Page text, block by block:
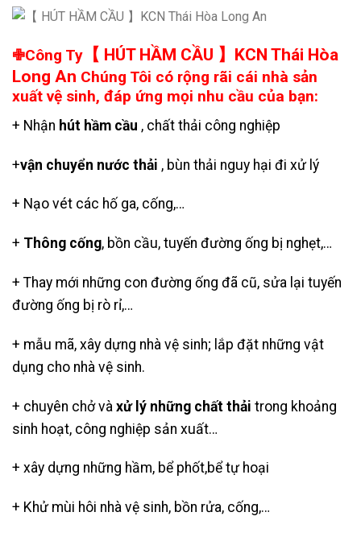
✙Công Ty 【 HÚT HẦM CẦU 】KCN Thái Hòa
Long An Chúng Tôi có rộng rãi cái nhà sản
xuất vệ sinh, đáp ứng mọi nhu cầu của bạn:
+ Nhận hút hầm cầu , chất thải công nghiệp
+vận chuyển nước thải , bùn thải nguy hại đi xử lý
+ Nạo vét các hố ga, cống,…
+ Thông cống, bồn cầu, tuyến đường ống bị nghẹt,…
+ Thay mới những con đường ống đã cũ, sửa lại tuyến
đường ống bị rò rỉ,…
+ mẫu mã, xây dựng nhà vệ sinh; lắp đặt những vật
dụng cho nhà vệ sinh.
+ chuyên chở và xử lý những chất thải trong khoảng
sinh hoạt, công nghiệp sản xuất…
+ xây dựng những hầm, bể phốt,bể tự hoại
+ Khử mùi hôi nhà vệ sinh, bồn rửa, cống,…